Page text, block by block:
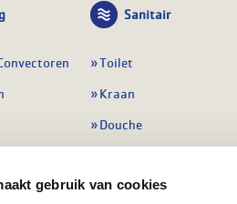
gebruik van cookies
Sanitair
Toilet
Kraan
Douche
Badmeubel